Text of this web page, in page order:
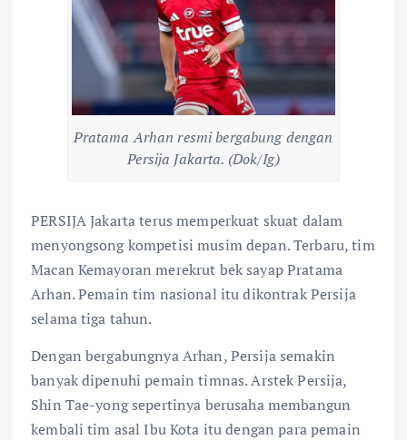
Pratama Arhan resmi bergabung dengan
Persija Jakarta. (Dok/Ig)
PERSIJA Jakarta terus memperkuat skuat dalam
menyongsong kompetisi musim depan. Terbaru, tim
Macan Kemayoran merekrut bek sayap Pratama
Arhan. Pemain tim nasional itu dikontrak Persija
selama tiga tahun.
Dengan bergabungnya Arhan, Persija semakin
banyak dipenuhi pemain timnas. Arstek Persija,
Shin Tae-yong sepertinya berusaha membangun
kembali tim asal Ibu Kota itu dengan para pemain